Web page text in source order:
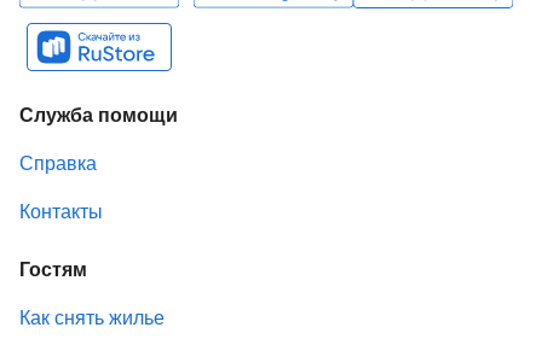
Служба помощи
Справка
Контакты
Гостям
Как снять жилье